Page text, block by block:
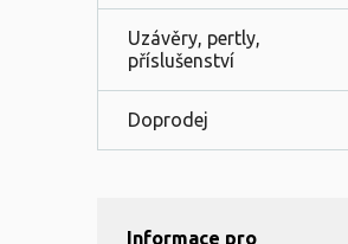
Uzávěry, pertly,
příslušenství
Doprodej
Informace pro